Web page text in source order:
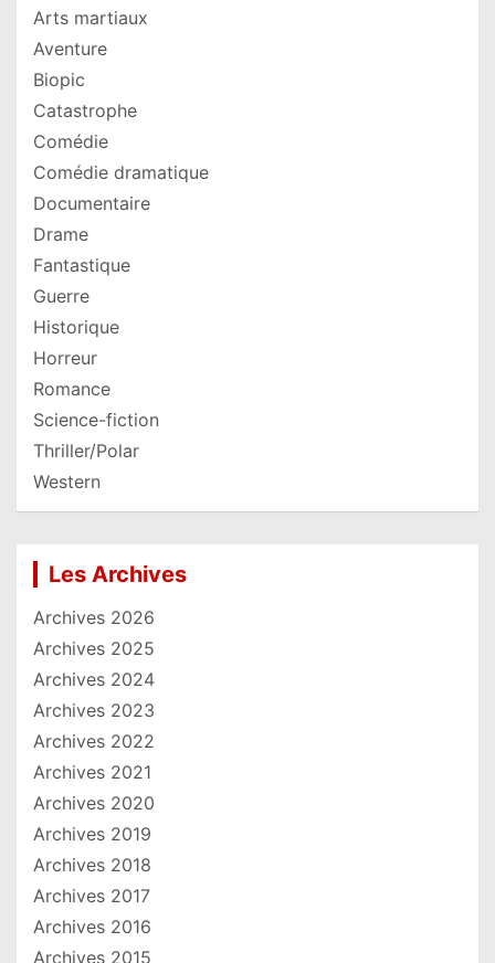
Arts martiaux
Aventure
Biopic
Catastrophe
Comédie
Comédie dramatique
Documentaire
Drame
Fantastique
Guerre
Historique
Horreur
Romance
Science-fiction
Thriller/Polar
Western
Les Archives
Archives 2026
Archives 2025
Archives 2024
Archives 2023
Archives 2022
Archives 2021
Archives 2020
Archives 2019
Archives 2018
Archives 2017
Archives 2016
Archives 2015